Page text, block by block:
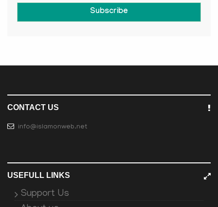
Subscribe
CONTACT US
info@islamonweb.net
USEFULL LINKS
Support Us